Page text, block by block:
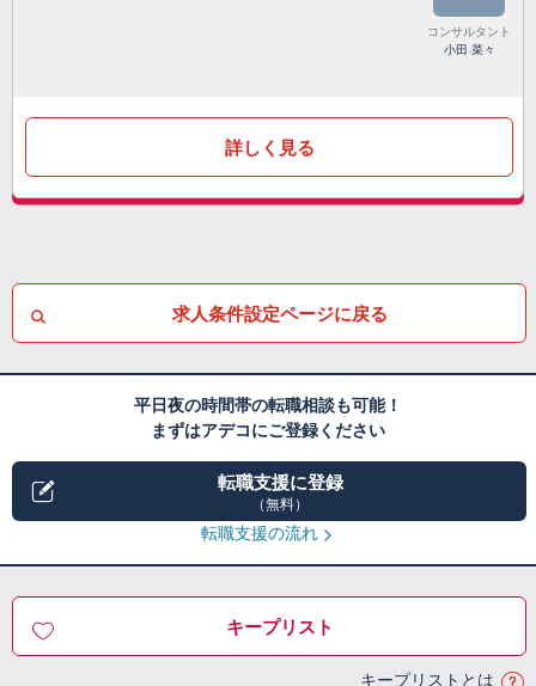
コンサルタント
小田 菜々
詳しく見る
求人条件設定ページに戻る
平日夜の時間帯の転職相談も可能！
まずはアデコにご登録ください
転職支援に登録
（無料）
転職支援の流れ
キープリスト
キープリストとは